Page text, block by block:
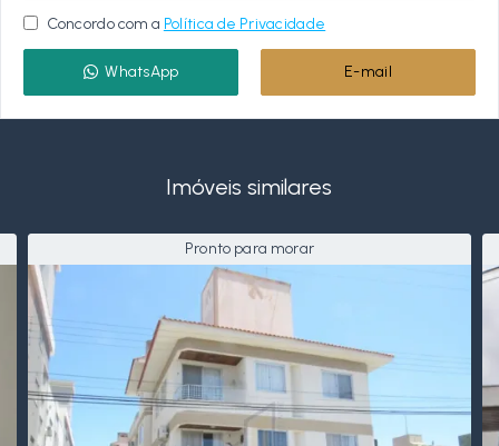
Concordo com a Política de Privacidade
WhatsApp E-mail
Imóveis similares
Pronto para morar